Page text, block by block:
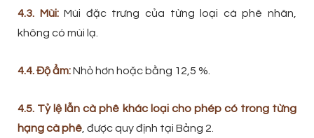
4.3. Mùi:Mùi đặc trưng của từng loại cà phê nhân,
không có mùi lạ.
4.4. Độ ẩm:Nhỏ hơn hoặc bằng 12,5 %.
4.5. Tỷ lệ lẫn cà phê khác loại cho phép có trong từng
hạng cà phê, được quy định tại Bảng 2.